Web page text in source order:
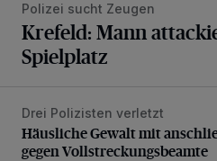
Polizei sucht Zeugen
Krefeld: Mann
Spielplatz
Häusliche Gewalt mit
Drei Polizisten verletzt
Häusliche Gewalt mit
gegen Vollstreckungsbeamte